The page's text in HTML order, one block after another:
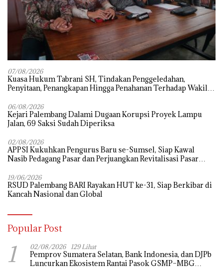
07/08/2026
‎Kuasa Hukum Tabrani SH, Tindakan Penggeledahan,
Penyitaan, Penangkapan Hingga Penahanan Terhadap Wakil
06/08/2026
Kejari Palembang Dalami Dugaan Korupsi Proyek Lampu
Jalan, 69 Saksi Sudah Diperiksa
02/08/2026
APPSI Kukuhkan Pengurus Baru se-Sumsel, Siap Kawal
Nasib Pedagang Pasar dan Perjuangkan Revitalisasi Pasar
19/06/2026
RSUD Palembang BARI Rayakan HUT ke-31, Siap Berkibar di
Kancah Nasional dan Global
Popular Post
1 02/08/2026 129 Lihat
Pemprov Sumatera Selatan, Bank Indonesia, dan DJPb
Luncurkan Ekosistem Rantai Pasok GSMP–MBG